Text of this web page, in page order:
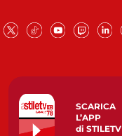
SCARICA
L’APP
di STILETV